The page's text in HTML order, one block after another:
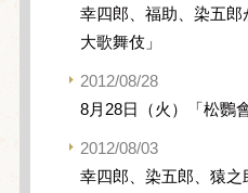
幸四郎、福助、染五郎
大歌舞伎」
2012/08/28
8月28日（火）「松鸚
2012/08/03
幸四郎、染五郎、猿